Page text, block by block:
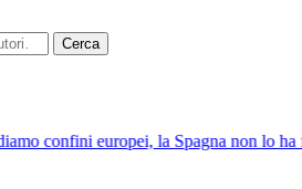
Cerca
confini europei, la Spagna non lo